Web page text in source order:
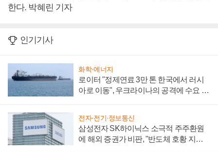
한다. 박혜린 기자
인기기사
화학·에너지
로이터 "정제연료 3만 톤 한국에서 러시
아로 이동", 우크라이나의 공격에 수요 늘
전자·전기·정보통신
삼성전자 SK하이닉스 소극적 주주환원
에 해외 증권가 비판, "반도체 호황 지속